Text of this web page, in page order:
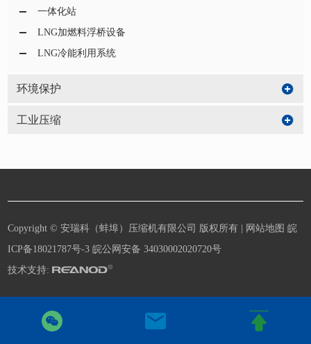
一体化站
LNG加燃料浮桥设备
LNG冷能利用系统
环境保护
工业压缩
Copyright © 安瑞科（蚌埠）压缩机有限公司 版权所有 | 网站地图 皖
ICP备18021787号-3 皖公网安备 34030002020720号
技术支持: